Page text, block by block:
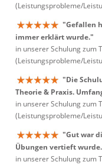
(Leistungsprobleme/
"Gefallen
immer erklärt wurde."
in unserer Schulung zum
(Leistungsprobleme/
"Die
Theorie & Praxis.
in unserer Schulung zum
(Leistungsprobleme/
"Gut war
Übungen vertieft
in unserer Schulung zum